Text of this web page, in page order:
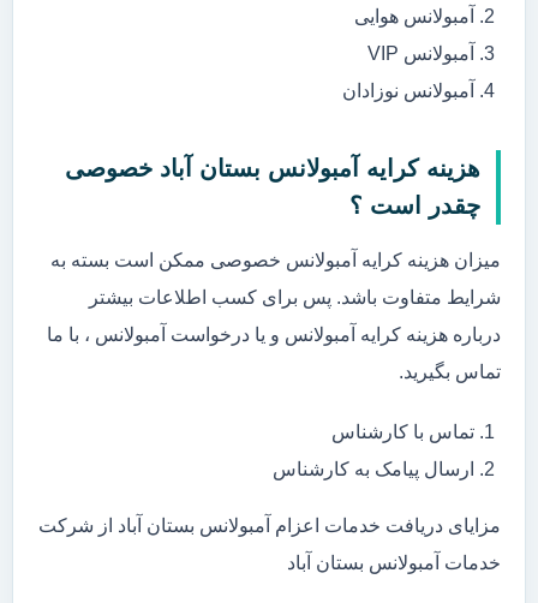
آمبولانس هوایی
آمبولانس VIP
آمبولانس نوزادان
هزینه کرایه آمبولانس بستان آباد خصوصی
چقدر است ؟
میزان هزینه کرایه آمبولانس خصوصی ممکن است بسته به
شرایط متفاوت باشد. پس برای کسب اطلاعات بیشتر
درباره هزینه کرایه آمبولانس و یا درخواست آمبولانس ، با ما
تماس بگیرید.
تماس با کارشناس
ارسال پیامک به کارشناس
مزایای دریافت خدمات اعزام آمبولانس بستان آباد از شرکت
خدمات آمبولانس بستان آباد